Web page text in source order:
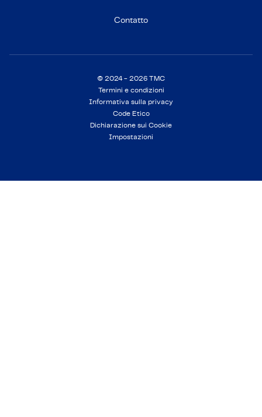
Contatto
© 2024 - 2026 TMC
Termini e condizioni
Informativa sulla privacy
Code Etico
Dichiarazione sui Cookie
Impostazioni